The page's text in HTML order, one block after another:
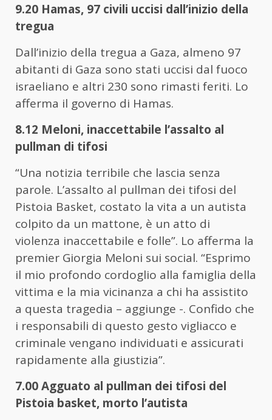
9.20 Hamas, 97 civili uccisi dall’inizio della
tregua
Dall’inizio della tregua a Gaza, almeno 97
abitanti di Gaza sono stati uccisi dal fuoco
israeliano e altri 230 sono rimasti feriti. Lo
afferma il governo di Hamas.
8.12 Meloni, inaccettabile l’assalto al
pullman di tifosi
“Una notizia terribile che lascia senza
parole. L’assalto al pullman dei tifosi del
Pistoia Basket, costato la vita a un autista
colpito da un mattone, è un atto di
violenza inaccettabile e folle”. Lo afferma la
premier Giorgia Meloni sui social. “Esprimo
il mio profondo cordoglio alla famiglia della
vittima e la mia vicinanza a chi ha assistito
a questa tragedia – aggiunge -. Confido che
i responsabili di questo gesto vigliacco e
criminale vengano individuati e assicurati
rapidamente alla giustizia”.
7.00 Agguato al pullman dei tifosi del
Pistoia basket, morto l’autista